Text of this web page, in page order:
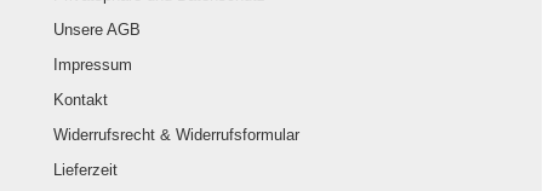
Unsere AGB
Impressum
Kontakt
Widerrufsrecht & Widerrufsformular
Lieferzeit